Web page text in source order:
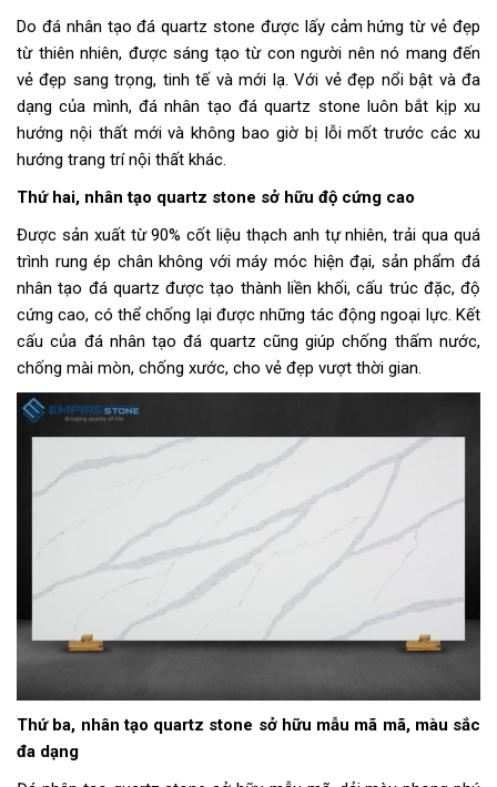
Do đá nhân tạo đá quartz stone được lấy cảm hứng từ vẻ đẹp
từ thiên nhiên, được sáng tạo từ con người nên nó mang đến
vẻ đẹp sang trọng, tinh tế và mới lạ. Với vẻ đẹp nổi bật và đa
dạng của mình, đá nhân tạo đá quartz stone luôn bắt kịp xu
hướng nội thất mới và không bao giờ bị lỗi mốt trước các xu
hướng trang trí nội thất khác.
Thứ hai, nhân tạo quartz stone sở hữu độ cứng cao
Được sản xuất từ 90% cốt liệu thạch anh tự nhiên, trải qua quá
trình rung ép chân không với máy móc hiện đại, sản phẩm đá
nhân tạo đá quartz được tạo thành liền khối, cấu trúc đặc, độ
cứng cao, có thể chống lại được những tác động ngoại lực. Kết
cấu của đá nhân tạo đá quartz cũng giúp chống thấm nước,
chống mài mòn, chống xước, cho vẻ đẹp vượt thời gian.
Thứ ba, nhân tạo quartz stone sở hữu mẫu mã mã, màu sắc
đa dạng